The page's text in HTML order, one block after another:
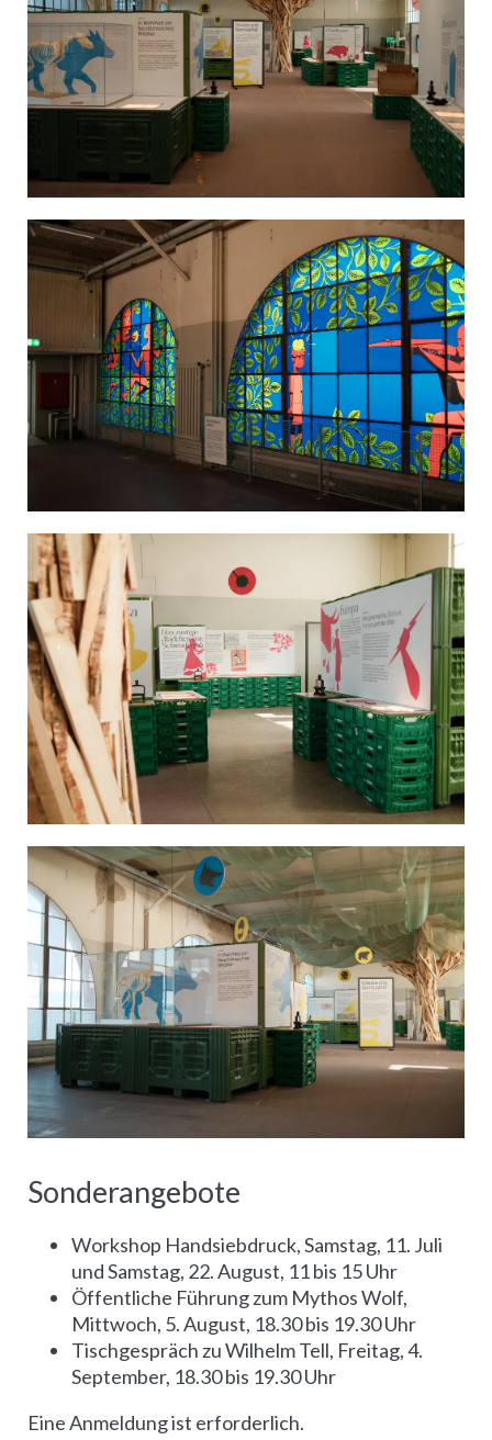
Sonderangebote
Workshop Handsiebdruck, Samstag, 11. Juli
und Samstag, 22. August, 11 bis 15 Uhr
Öffentliche Führung zum Mythos Wolf,
Mittwoch, 5. August, 18.30 bis 19.30 Uhr
Tischgespräch zu Wilhelm Tell, Freitag, 4.
September, 18.30 bis 19.30 Uhr
Eine Anmeldung ist erforderlich.